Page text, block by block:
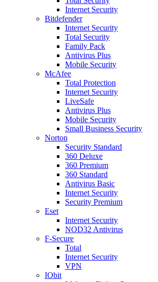
Internet Security
Bitdefender
Internet Security
Total Security
Family Pack
Antivirus Plus
Mobile Security
McAfee
Total Protection
Internet Security
LiveSafe
Antivirus Plus
Mobile Security
Small Business Security
Norton
Security Standard
360 Deluxe
360 Premium
360 Standard
Antivirus Basic
Internet Security
Security Premium
Eset
Internet Security
NOD32 Antivirus
F-Secure
Total
Internet Security
VPN
IObit